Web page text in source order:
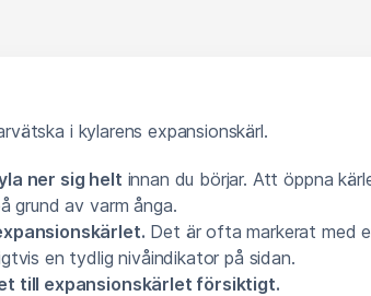
i kylarens expansionskärl.
ner sig helt innan du börjar. Att öppna
grund av varm ånga.
Det är ofta markerat med
en tydlig nivåindikator på sidan.
till expansionskärlet försiktigt.